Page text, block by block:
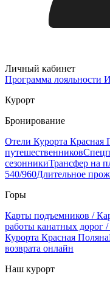
Личный кабинет
Программа лояльности
Курорт
Бронирование
Отели Курорта Красная
путешественников
сезонникиТрансфер на
540/960Длительное
Горы
Карты подъемников /
работы канатных дорог
Курорта Красная Поляна
возврата онлайн
Наш курорт